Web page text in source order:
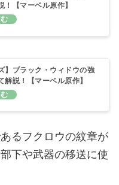
！【マーベル原作】
】ブラック・ウィドウの強
解説！【マーベル原作】
るフクロウの紋章が
下や武器の移送に使